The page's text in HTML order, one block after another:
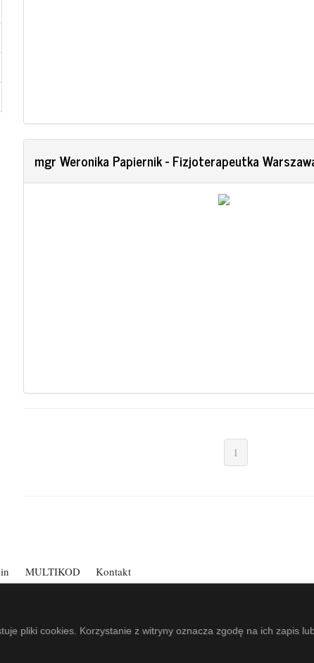
mgr Weronika Papiernik - Fizjoterapeutka
1
MULTIKOD Kontakt
pliki cookies. Korzystanie z witryny oznacza zgodę na ich zapis